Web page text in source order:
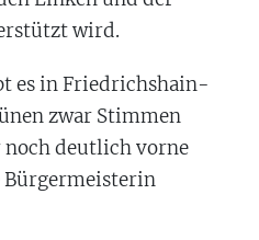
wird.
es in Friedrichshain-
zwar Stimmen
deutlich vorne
Bürgermeisterin